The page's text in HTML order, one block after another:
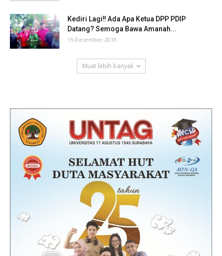
Kediri Lagi‼ Ada Apa Ketua DPP PDIP
Datang? Semoga Bawa Amanah...
15 Desember 2019
Muat lebih banyak